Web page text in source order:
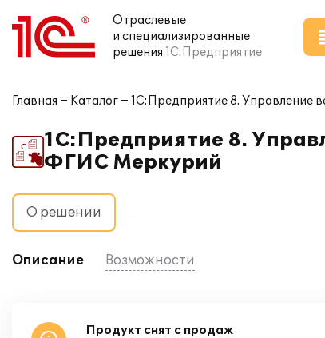
Отраслевые
и специализированные
решения 1С:Предприятие
Главная Каталог 1С:Предприятие 8. Управление
1С:Предприятие 8.
ФГИС Меркурий
О решении
Описание Возможности
Продукт снят с продаж